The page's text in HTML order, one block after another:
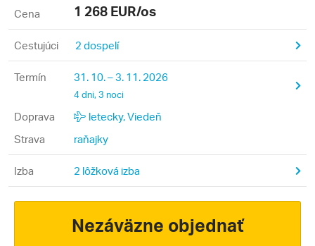
Cena 1 268 EUR/os
Cestujúci 2 dospelí
Termín 31. 10. – 3. 11. 2026
4 dni, 3 noci
Doprava
letecky, Viedeň
Strava
raňajky
Izba 2 lôžková izba
Nezáväzne objednať